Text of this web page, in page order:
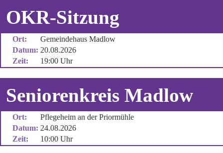
OKR-Sitzung
Ort:
Gemeindehaus Madlow
Datum: 20.08.2026
Zeit:
19:00 Uhr
Seniorenkreis Madlow
Ort:
Pflegeheim an der Priormühle
Datum: 24.08.2026
Zeit:
10:00 Uhr